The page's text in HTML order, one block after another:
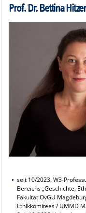
FORSCHUNG
KLINISCHES
Prof. Dr. Bettina Hitzer
seit 10/2023: W3-
Bereichs „Geschichte,
Fakultät OvGU
Ethikkomitees / UMMD